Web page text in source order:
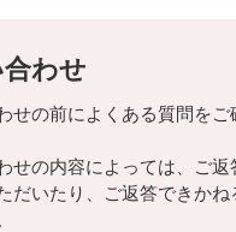
わせ
せの前によくある質問をご
せの内容によっては、ご返
だいたり、ご返答できかね